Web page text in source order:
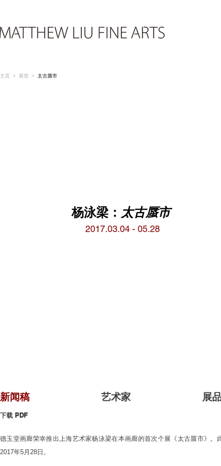
主页 > 展览 > 太古蜃市
杨泳梁： 太古蜃市
2017.03.04 - 05.28
新闻稿 艺术家 展
下载 PDF
德玉堂画廊荣幸推出上海艺术家杨泳梁在本画廊的首次个展《太古蜃市》
2017年5月28日。